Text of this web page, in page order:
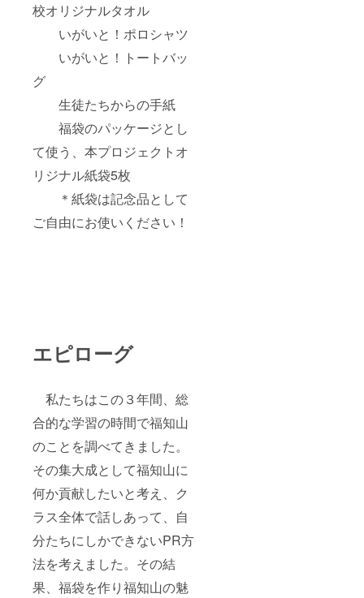
校オリジナルタオル
いがいと！ポロシャツ
いがいと！トートバッ
グ
生徒たちからの手紙
福袋のパッケージとし
て使う、本プロジェクトオ
リジナル紙袋5枚
＊紙袋は記念品として
ご自由にお使いください！
エピローグ
私たちはこの３年間、総
合的な学習の時間で福知山
のことを調べてきました。
その集大成として福知山に
何か貢献したいと考え、ク
ラス全体で話しあって、自
分たちにしかできないPR方
法を考えました。その結
果、福袋を作り福知山の魅